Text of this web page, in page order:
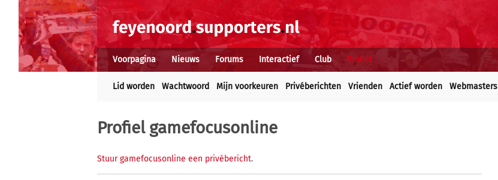
Voorpagina Nieuws Forums Interactief Club Profiel
Lid worden Wachtwoord Mijn voorkeuren Privéberichten Vrienden Actief worden Webmasters
Profiel gamefocusonline
Stuur gamefocusonline een privébericht.